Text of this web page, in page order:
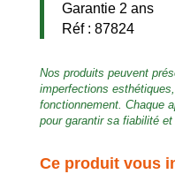
Garantie 2 ans
Réf : 87824
Nos produits peuvent
imperfections
fonctionnement. Chaque
pour garantir sa fiabilité
Ce produit vous